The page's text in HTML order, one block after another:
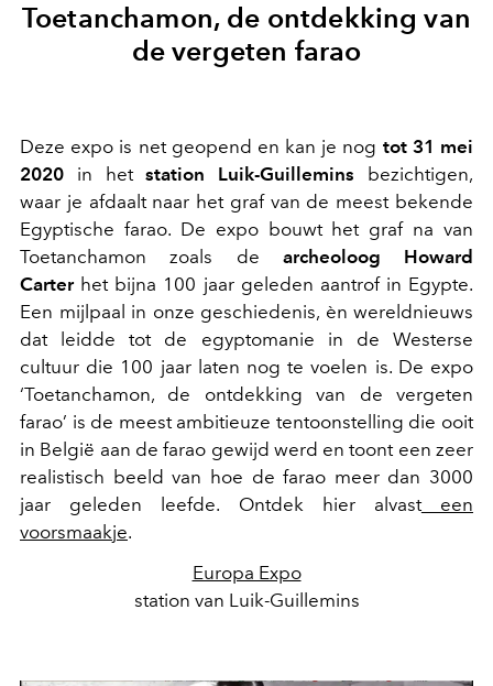
Toetanchamon, de ontdekking van
de vergeten farao
Deze expo is net geopend en kan je nog tot 31 mei
2020 in hetstation Luik-Guillemins bezichtigen,
waar je afdaalt naar het graf van de meest bekende
Egyptische farao. De expo bouwt het graf na van
Toetanchamon zoals de archeoloog Howard
Carterhet bijna 100 jaar geleden aantrof in Egypte.
Een mijlpaal in onze geschiedenis, èn wereldnieuws
dat leidde tot de egyptomanie in de Westerse
cultuur die 100 jaar laten nog te voelen is. De expo
‘Toetanchamon, de ontdekking van de vergeten
farao’ is de meest ambitieuze tentoonstelling die ooit
in België aan de farao gewijd werd en toont een zeer
realistisch beeld van hoe de farao meer dan 3000
jaar geleden leefde. Ontdek hier alvasteen
voorsmaakje.
Europa Expo
station van Luik-Guillemins